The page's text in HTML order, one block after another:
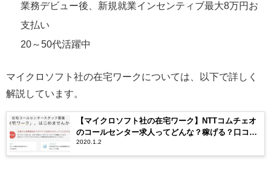
業務デビュー後、新規就業インセンティブ最大8万円お
支払い
20～50代活躍中
マイクロソフト社の在宅ワークについては、以下で詳しく
解説しています。
【マイクロソフト社の在宅ワーク】NTTコムチェオ
のコールセンター求人ってどんな？稼げる？口コミ
評判は？
2020.1.2